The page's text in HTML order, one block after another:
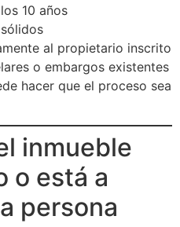
10 años
al propietario inscrito
o embargos existentes
hacer que el proceso sea
inmueble
o está a
persona